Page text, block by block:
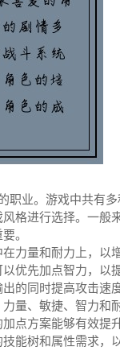
职业。游戏中共有
格进行选择。一般
。
力量和耐力上，以
优先加点智力，以
的同时提高攻击速度
量、敏捷、智力和
点方案能够有效提
能树和属性需求，